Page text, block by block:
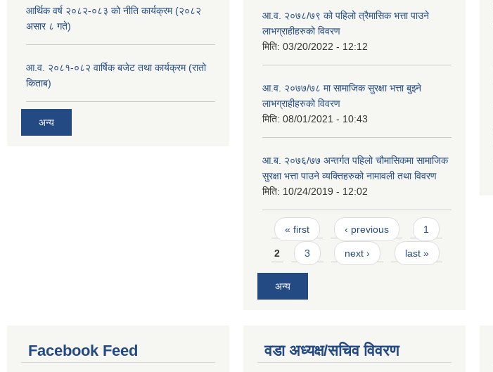
आर्थिक वर्ष २०८२-०८३ को नीति कार्यक्रम (२०८२
असार ८ गते)
आ.व. २०८१-०८२ वार्षिक बजेट तथा कार्यक्रम (रातो
किताब)
अन्य
आ.व. २०७८/७९ को पहिलो त्रैमासिक भत्ता पाउने
लाभग्राहीहरुको विवरण
मिति: 03/20/2022 - 12:12
आ.व. २०७७/७८ मा सामाजिक सुरक्षा भत्ता बुझ्ने
लाभग्राहीहरुको विवरण
मिति: 08/01/2021 - 10:43
आ.ब. २०७६/७७ अन्तर्गत पहिलो चौमासिकमा सामाजिक
सुरक्षा भत्ता पाउने व्यक्तिहरुको नामावली तथा विवरण
मिति: 10/24/2019 - 12:02
Pages
« first ‹ previous 1
2 3 next › last »
अन्य
Facebook Feed वडा अध्यक्ष/सचिव विवरण